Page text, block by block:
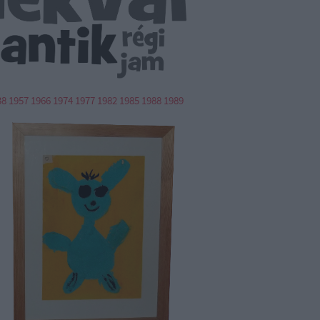
1957 1966 1974 1977 1982 1985 1988 1989